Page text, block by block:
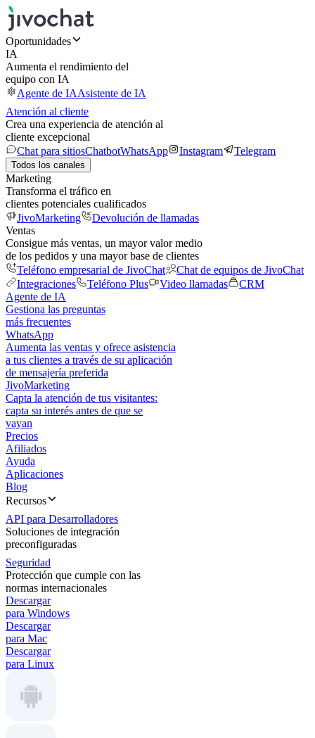
Oportunidades
IA
Aumenta el rendimiento del
equipo con IA
Agente de IAAsistente de IA
Atención al cliente
Crea una experiencia de atención al
cliente excepcional
Chat para sitiosChatbotWhatsApp Instagram Telegram
Todos los canales
Marketing
Transforma el tráfico en
clientes potenciales cualificados
JivoMarketing
Devolución de llamadas
Ventas
Consigue más ventas, un mayor valor medio
de los pedidos y una mayor base de clientes
Teléfono empresarial de JivoChat
Chat de equipos de JivoChat
Integraciones
Teléfono Plus Video llamadas
CRM
Agente de IA
Gestiona las preguntas
más frecuentes
WhatsApp
Aumenta las ventas y ofrece asistencia
a tus clientes a través de su aplicación
de mensajería preferida
JivoMarketing
Capta la atención de tus visitantes:
capta su interés antes de que se
vayan
Precios
Afiliados
Ayuda
Aplicaciones
Blog
Recursos
API para Desarrolladores
Soluciones de integración
preconfiguradas
Seguridad
Protección que cumple con las
normas internacionales
Descargar
para Windows
Descargar
para Mac
Descargar
para Linux